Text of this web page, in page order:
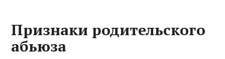
Признаки родительского
абьюза